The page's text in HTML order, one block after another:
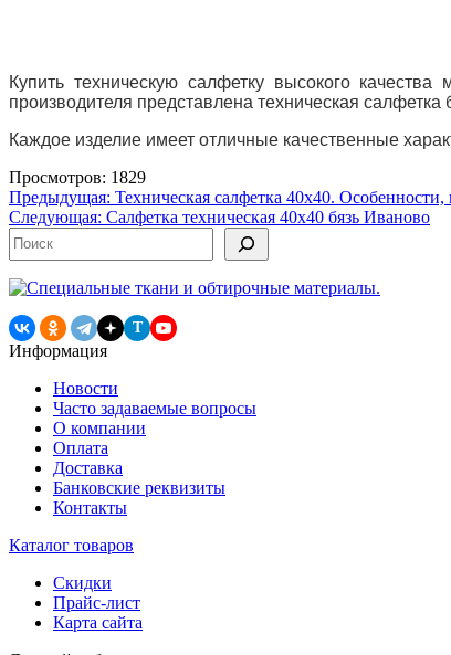
Купить техническую салфетку высокого
производителя представлена техническая салфетка
Каждое изделие имеет отличные качественные
Просмотров: 1829
Навигация
по
записям
Предыдущая: Техническая салфетка 40х40.
Следующая: Салфетка техническая 40х40 бязь Иваново
Поиск
T
Информация
Новости
Часто задаваемые вопросы
О компании
Оплата
Доставка
Банковские реквизиты
Контакты
Каталог товаров
Скидки
Прайс-лист
Карта сайта